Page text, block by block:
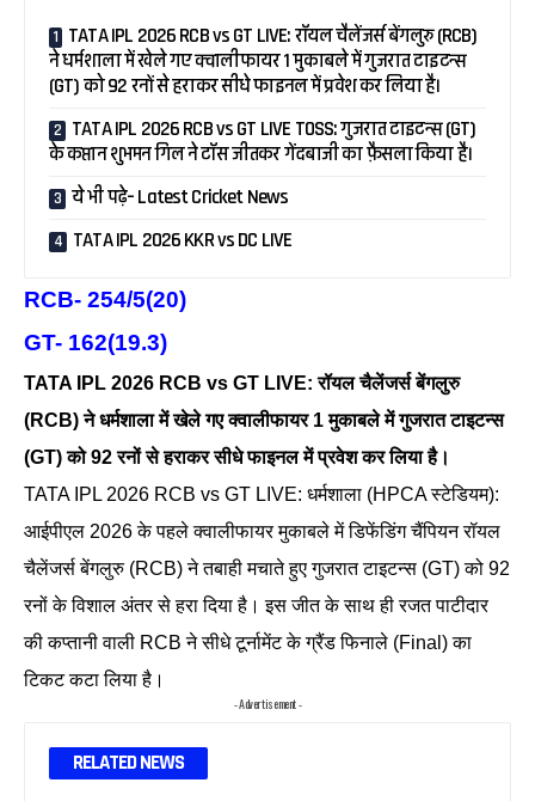
TATA IPL 2026 RCB vs GT LIVE: रॉयल चैलेंजर्स बेंगलुरु (RCB)
ने धर्मशाला में खेले गए क्वालीफायर 1 मुकाबले में गुजरात टाइटन्स
(GT) को 92 रनों से हराकर सीधे फाइनल में प्रवेश कर लिया है।
TATA IPL 2026 RCB vs GT LIVE TOSS: गुजरात टाइटन्स (GT)
के कप्तान शुभमन गिल ने टॉस जीतकर गेंदबाजी का फ़ैसला किया है।
ये भी पढ़े– Latest Cricket News
TATA IPL 2026 KKR vs DC LIVE
RCB- 254/5(20)
GT- 162(19.3)
TATA IPL 2026 RCB vs GT LIVE: रॉयल चैलेंजर्स बेंगलुरु
(RCB) ने धर्मशाला में खेले गए क्वालीफायर 1 मुकाबले में गुजरात टाइटन्स
(GT) को 92 रनों से हराकर सीधे फाइनल में प्रवेश कर लिया है।
TATA IPL 2026 RCB vs GT LIVE: धर्मशाला (HPCA स्टेडियम):
आईपीएल 2026 के पहले क्वालीफायर मुकाबले में डिफेंडिंग चैंपियन रॉयल
चैलेंजर्स बेंगलुरु (RCB) ने तबाही मचाते हुए गुजरात टाइटन्स (GT) को 92
रनों के विशाल अंतर से हरा दिया है। इस जीत के साथ ही रजत पाटीदार
की कप्तानी वाली RCB ने सीधे टूर्नामेंट के ग्रैंड फिनाले (Final) का
टिकट कटा लिया है।
- Advertisement -
RELATED NEWS